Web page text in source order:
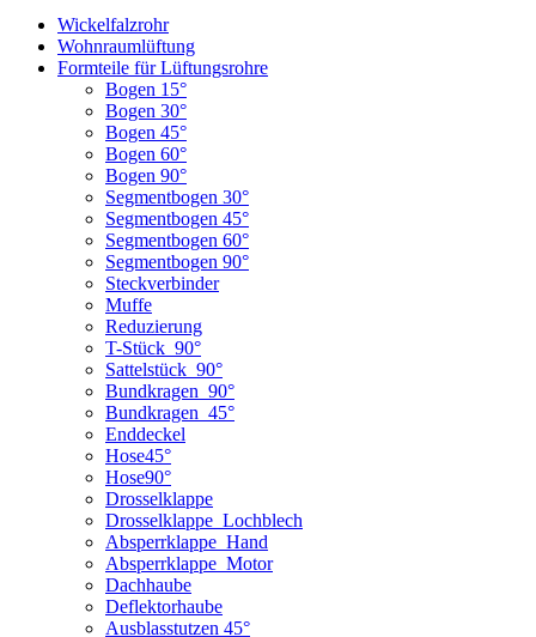
Wickelfalzrohr
Wohnraumlüftung
Formteile für Lüftungsrohre
Bogen 15°
Bogen 30°
Bogen 45°
Bogen 60°
Bogen 90°
Segmentbogen 30°
Segmentbogen 45°
Segmentbogen 60°
Segmentbogen 90°
Steckverbinder
Muffe
Reduzierung
T-Stück_90°
Sattelstück_90°
Bundkragen_90°
Bundkragen_45°
Enddeckel
Hose45°
Hose90°
Drosselklappe
Drosselklappe_Lochblech
Absperrklappe_Hand
Absperrklappe_Motor
Dachhaube
Deflektorhaube
Ausblasstutzen 45°